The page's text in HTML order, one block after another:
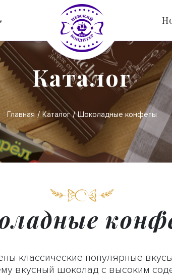
Каталог
Главная Каталог Шоколадные конфеты
классические популярные
вкусный шоколад с высоким